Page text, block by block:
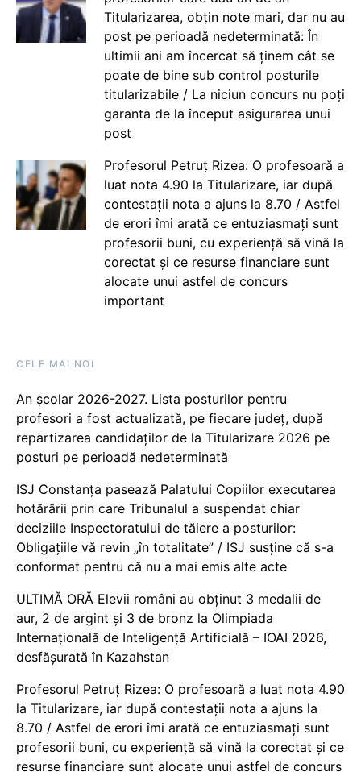
Titularizarea, obțin note mari, dar nu au
post pe perioadă nedeterminată: În
ultimii ani am încercat să ținem cât se
poate de bine sub control posturile
titularizabile / La niciun concurs nu poți
garanta de la început asigurarea unui
post
Profesorul Petruț Rizea: O profesoară a
luat nota 4.90 la Titularizare, iar după
contestații nota a ajuns la 8.70 / Astfel
de erori îmi arată ce entuziasmați sunt
profesorii buni, cu experiență să vină la
corectat și ce resurse financiare sunt
alocate unui astfel de concurs
important
CELE MAI NOI
An școlar 2026-2027. Lista posturilor pentru
profesori a fost actualizată, pe fiecare județ, după
repartizarea candidaților de la Titularizare 2026 pe
posturi pe perioadă nedeterminată
ISJ Constanța pasează Palatului Copiilor executarea
hotărârii prin care Tribunalul a suspendat chiar
deciziile Inspectoratului de tăiere a posturilor:
Obligațiile vă revin „în totalitate” / ISJ susține că s-a
conformat pentru că nu a mai emis alte acte
ULTIMĂ ORĂ Elevii români au obținut 3 medalii de
aur, 2 de argint și 3 de bronz la Olimpiada
Internațională de Inteligență Artificială – IOAI 2026,
desfășurată în Kazahstan
Profesorul Petruț Rizea: O profesoară a luat nota 4.90
la Titularizare, iar după contestații nota a ajuns la
8.70 / Astfel de erori îmi arată ce entuziasmați sunt
profesorii buni, cu experiență să vină la corectat și ce
resurse financiare sunt alocate unui astfel de concurs